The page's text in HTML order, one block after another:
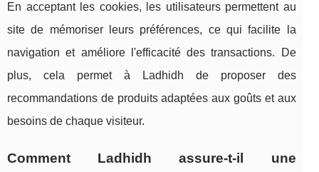
En acceptant les cookies, les utilisateurs permettent au
site de mémoriser leurs préférences, ce qui facilite la
navigation et améliore l'efficacité des transactions. De
plus, cela permet à Ladhidh de proposer des
recommandations de produits adaptées aux goûts et aux
besoins de chaque visiteur.
Comment Ladhidh assure-t-il une